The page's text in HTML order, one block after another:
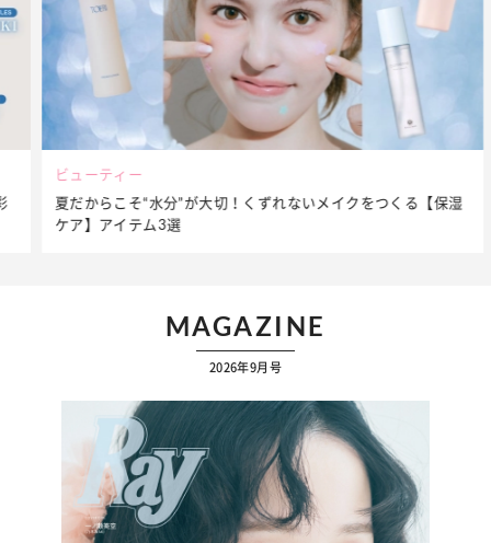
ビューティー
夏だからこそ“水分”が大切！くずれないメイクをつくる【保湿
ケア】アイテム3選
MAGAZINE
2026年9月号